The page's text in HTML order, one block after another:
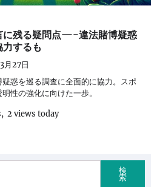
に残る疑問点—-違法賭博疑惑
するも
月27日
惑を巡る調査に全面的に協力。スポ
性の強化に向けた一歩。
2 views today
検
索